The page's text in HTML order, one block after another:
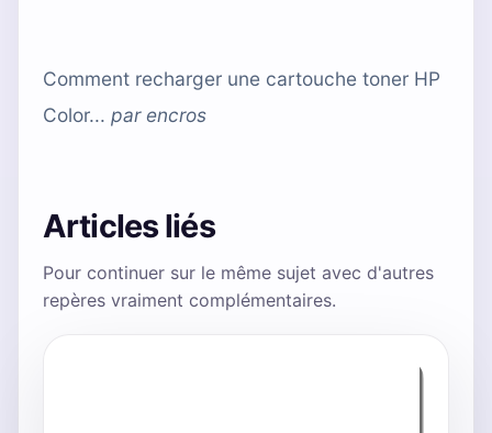
Comment recharger une cartouche toner HP
Color... parencros
Articles liés
Pour continuer sur le même sujet avec d'autres
repères vraiment complémentaires.